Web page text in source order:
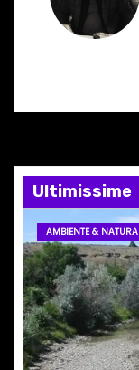
n
e
a
r
t
i
c
Ultimissime
AMBIENTE & NATURA